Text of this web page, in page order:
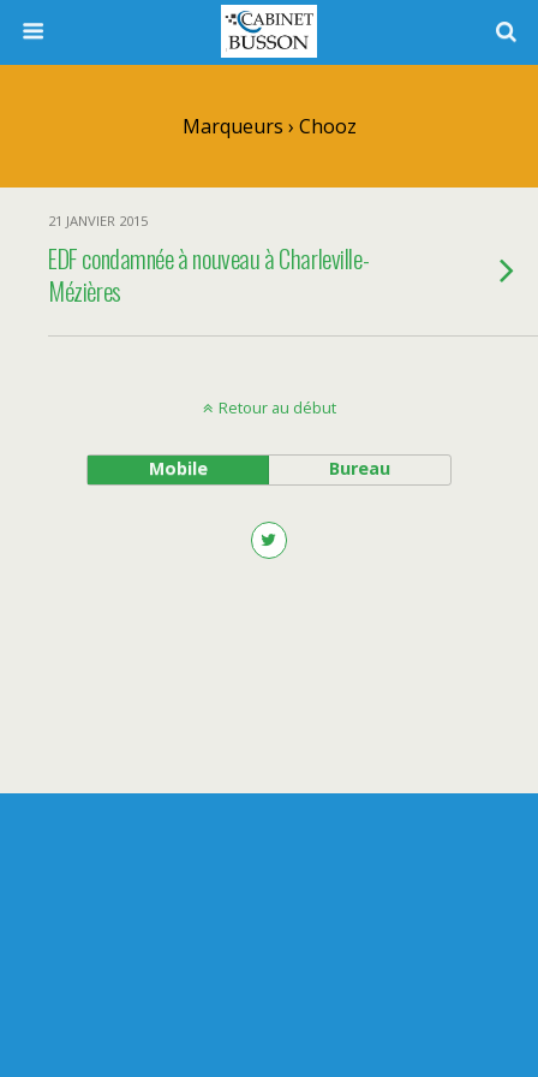
Marqueurs › Chooz
21 JANVIER 2015
EDF condamnée à nouveau à Charleville-
Mézières
Retour au début
Mobile Bureau